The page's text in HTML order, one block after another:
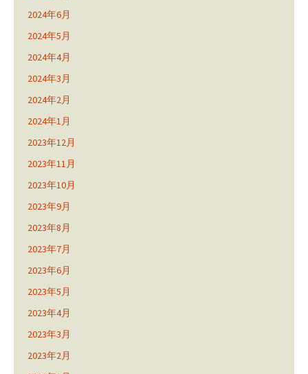
2024年6月
2024年5月
2024年4月
2024年3月
2024年2月
2024年1月
2023年12月
2023年11月
2023年10月
2023年9月
2023年8月
2023年7月
2023年6月
2023年5月
2023年4月
2023年3月
2023年2月